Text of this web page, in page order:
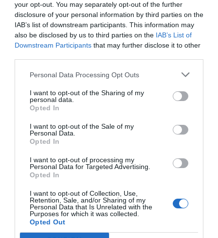
your opt-out. You may separately opt-out of the further
disclosure of your personal information by third parties on the
IAB’s list of downstream participants. This information may
also be disclosed by us to third parties on the IAB’s List of
Downstream Participants that may further disclose it to other
Personal Data Processing Opt Outs
I want to opt-out of the Sharing of my
personal data.
Opted In
I want to opt-out of the Sale of my
Personal Data.
Opted In
I want to opt-out of processing my
Personal Data for Targeted Advertising.
Opted In
I want to opt-out of Collection, Use,
Retention, Sale, and/or Sharing of my
Personal Data that Is Unrelated with the
Purposes for which it was collected.
Opted Out
Ηλικία 6+
στον χώρο των εκπαιδευτικών παιχνιδιών,
προσφέροντας βιωματικές εμπειρίες που εμπνέουν
τα παιδιά. Με το τρίπτυχοΠοιότητα - Πάθος -
Διασκέδαση, η εταιρεία δημιουργεί εργαλεία για το
σχολείο και το σπίτι που μετατρέπουν τη γνώση σε
μια συναρπαστική περιπέτεια εξερεύνησης. Στόχος